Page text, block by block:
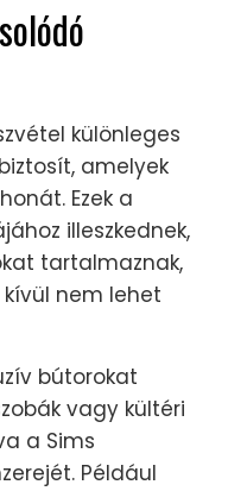
különleges
amelyek
Ezek a
illeszkednek,
tartalmaznak,
nem lehet
bútorokat
vagy kültéri
a Sims
Például